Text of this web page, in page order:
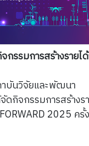
รรมการสร้างรายไ
าบันวิจัยและพัฒนา
ดกิจกรรมการสร้างร
2025 ครั้